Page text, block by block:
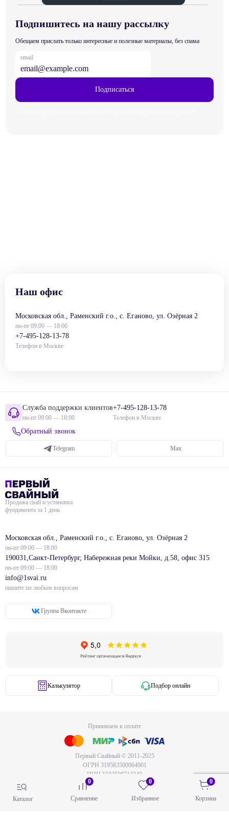
Каталог
0
Сравнение
0
Избранное
0
Корзина
Подпишитесь на нашу рассылку
Обещаем прислать только интересные и полезные материалы, без спама
email
Подписаться
Наш офис
Московская обл., Раменский г.о., с. Еганово, ул. Озёрная 2
пн-пт 09:00 — 18:00
+7-495-128-13-78
Телефон в Москве
Служба поддержки клиентов
пн-пт 09:00 — 18:00
+7-495-128-13-78
Телефон в Москве
Telegram Max
Обратный звонок
Продажа свай и установка
фундамента за 1 день
Московская обл., Раменский г.о., с. Еганово, ул. Озёрная 2
пн-пт 09:00 — 18:00
190031,Санкт-Петербург, Набережная реки Мойки, д.58, офис 315
пн-пт 09:00 — 18:00
info@1svai.ru
пишите по любым вопросам
Группа Вконтакте
Калькулятор Подбор онлайн
Первый Свайный © 2011-2025
ОГРН 319583500064901
ИНН 5583508714340
Принимаем к оплате